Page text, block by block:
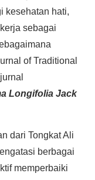
kesehatan hati,
sebagai
of Traditional
Longifolia Jack
dari Tongkat Ali
berbagai
memperbaiki